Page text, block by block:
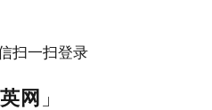
扫一扫登录
网 」